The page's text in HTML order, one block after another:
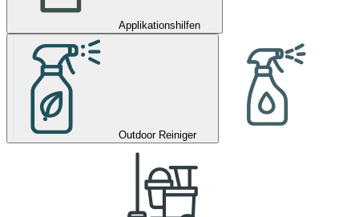
Applikationshilfen
Outdoor Reiniger